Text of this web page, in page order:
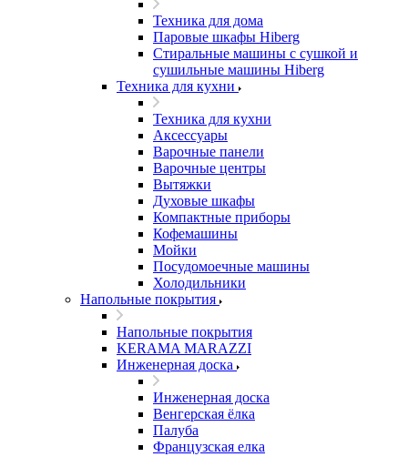
Техника для дома
Паровые шкафы Hiberg
Стиральные машины с сушкой и
сушильные машины Hiberg
Техника для кухни
Техника для кухни
Аксессуары
Варочные панели
Варочные центры
Вытяжки
Духовые шкафы
Компактные приборы
Кофемашины
Мойки
Посудомоечные машины
Холодильники
Напольные покрытия
Напольные покрытия
KERAMA MARAZZI
Инженерная доска
Инженерная доска
Венгерская ёлка
Палуба
Французская елка